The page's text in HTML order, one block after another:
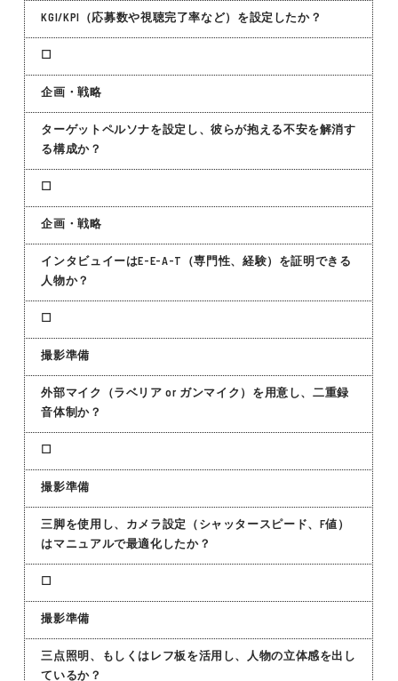
KGI/KPI（応募数や視聴完了率など）を設定したか？
☐
企画・戦略
ターゲットペルソナを設定し、彼らが抱える不安を解消す
る構成か？
☐
企画・戦略
インタビュイーはE-E-A-T（専門性、経験）を証明できる
人物か？
☐
撮影準備
外部マイク（ラベリア or ガンマイク）を用意し、二重録
音体制か？
☐
撮影準備
三脚を使用し、カメラ設定（シャッタースピード、F値）
はマニュアルで最適化したか？
☐
撮影準備
三点照明、もしくはレフ板を活用し、人物の立体感を出し
ているか？